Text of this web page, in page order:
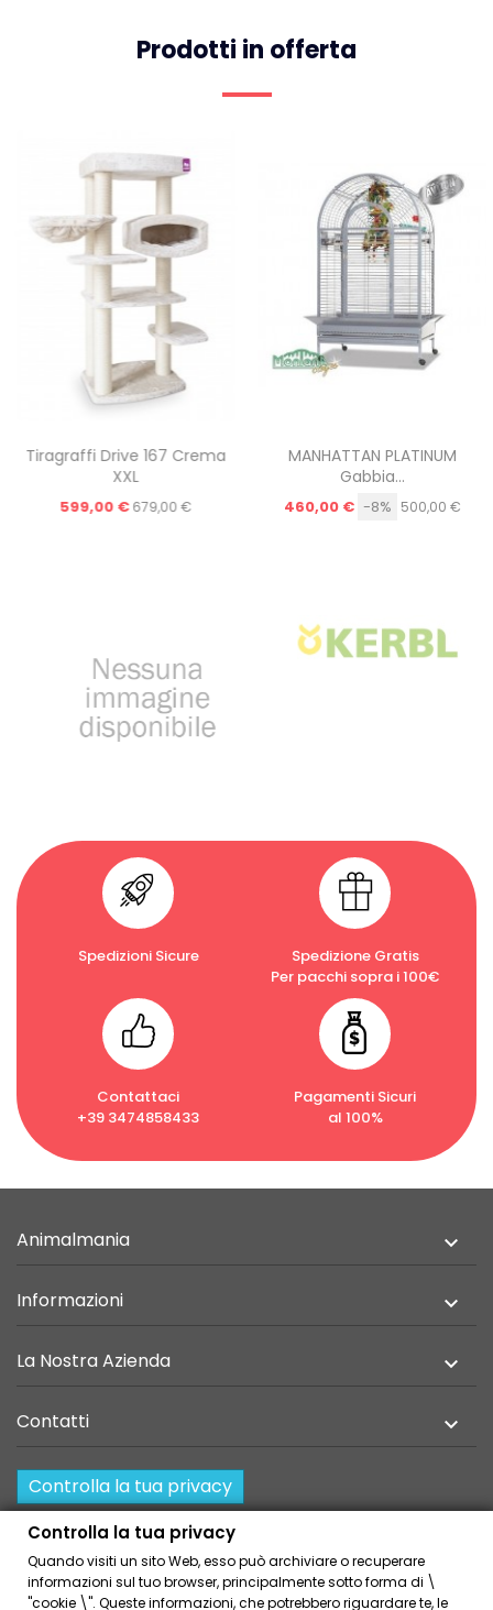
Prodotti in offerta
Tiragraffi Drive 167 Crema
XXL
599,00 € 679,00 €
MANHATTAN PLATINUM
Gabbia...
460,00 € -8% 500,00 €
Spedizioni Sicure
Spedizione Gratis
Per pacchi sopra i 100€
Contattaci
+39 3474858433
Pagamenti Sicuri
al 100%
Animalmania 
Informazioni 
La Nostra Azienda 
Contatti 
Controlla la tua privacy
Resi e recesso
Home
Privacy Policy
Condizioni Generali Di Vendita
Cookies Policies
Controlla la tua privacy
Quando visiti un sito Web, esso può archiviare o recuperare
informazioni sul tuo browser, principalmente sotto forma di \
"cookie \". Queste informazioni, che potrebbero riguardare te, le